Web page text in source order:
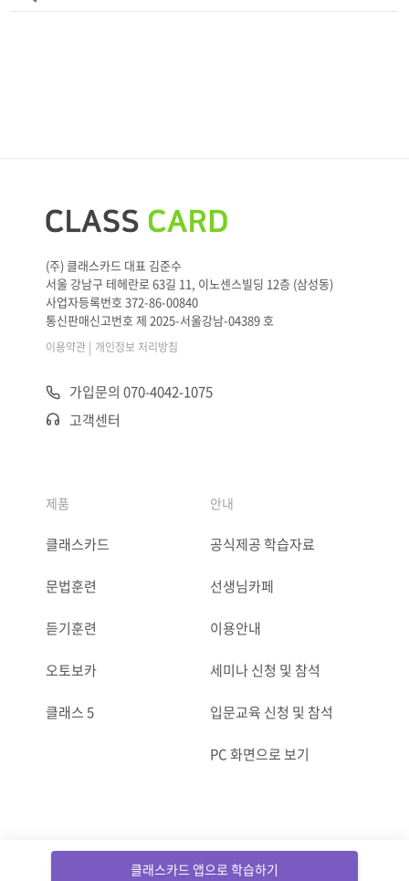
클래스카드 앱으로 학습하기
(주) 클래스카드 대표 김준수
서울 강남구 테헤란로 63길 11, 이노센스빌딩 12층 (삼성동)
사업자등록번호 372-86-00840
통신판매신고번호 제 2025-서울강남-04389 호
이용약관 | 개인정보 처리방침
가입문의 070-4042-1075
고객센터
제품
클래스카드
문법훈련
듣기훈련
오토보카
클래스 5
안내
공식제공 학습자료
선생님카페
이용안내
세미나 신청 및 참석
입문교육 신청 및 참석
PC 화면으로 보기
ⓒCLASSCARD. All Rights reserved.